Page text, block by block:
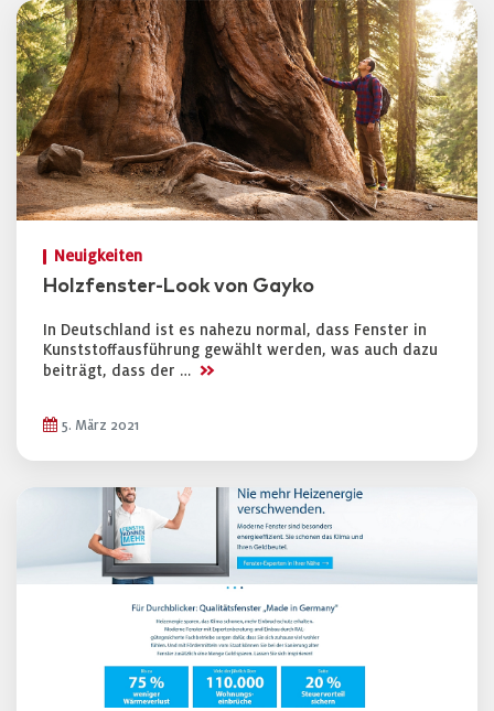
Neuigkeiten
Holzfenster-Look von Gayko
In Deutschland ist es nahezu normal, dass Fenster in
Kunststoffausführung gewählt werden, was auch dazu
beiträgt, dass der … >>
5. März 2021